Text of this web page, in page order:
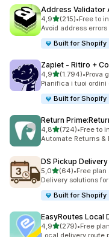
Address Validator
4,9stelle su 5
(215)
215 recensioni totali
•Free to
Avoid address
Built for Shopify
Zapiet ‑ Ritiro +
4,9stelle su 5
(1.794)
1794 recensioni
•Prova
Pianifica i tuoi
Built for Shopify
Return
4,8stelle su 5
(724)
724 recensioni totali
•Free to
Automate Returns &
DS Pickup
5,0stelle su 5
(64)
64 recensioni totali
•Free
Delivery solutions
Built for Shopify
EasyRoutes Local
4,9stelle su 5
(279)
279 recensioni totali
•Free
Local delivery route